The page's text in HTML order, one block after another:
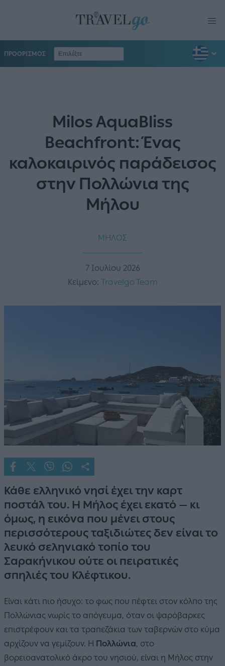
ΠΡΟΟΡΙΣΜΟΣ
Milos AquaBliss
Beachfront: Ένας
καλοκαιρινός παράδεισος
στην Πολλώνια της
Μήλου
ΜΗΛΟΣ
7 Ιουλίου 2026
Κείμενο: Travelgo Team
Κάθε ελληνικό νησί έχει την καρτ
ποστάλ του. Η Μήλος έχει εκατό — κι
όμως, η εικόνα που μένει στους
περισσότερους ταξιδιώτες δεν είναι το
λευκό σεληνιακό τοπίο του
Σαρακήνικου ούτε οι πειρατικές
σπηλιές του Κλέφτικου.
Είναι κάτι πιο ήσυχο: το φως που πέφτει στον κόλπο της
Πολλώνιας νωρίς το απόγευμα, όταν οι ψαρόβαρκες
επιστρέφουν και τα τραπεζάκια των ταβερνών στο κύμα
αρχίζουν να γεμίζουν. Η Πολλώνια, στο
βορειοανατολικό άκρο του νησιού, είναι η Μήλος στην